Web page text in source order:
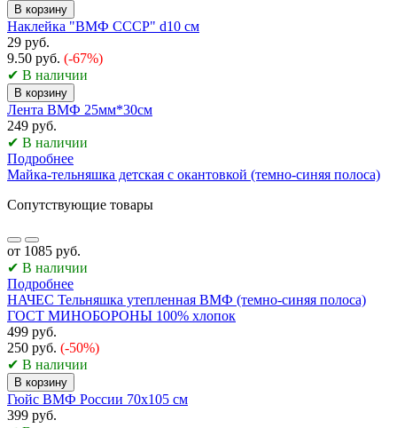
В корзину
Наклейка "ВМФ СССР" d10 см
29 руб.
9.50 руб. (-67%)
✔ В наличии
В корзину
Лента ВМФ 25мм*30см
249 руб.
✔ В наличии
Подробнее
Майка-тельняшка детская с окантовкой (темно-синяя полоса)
Сопутствующие товары
от 1085 руб.
✔ В наличии
Подробнее
НАЧЕС Тельняшка утепленная ВМФ (темно-синяя полоса)
ГОСТ МИНОБОРОНЫ 100% хлопок
499 руб.
250 руб. (-50%)
✔ В наличии
В корзину
Гюйс ВМФ России 70х105 см
399 руб.